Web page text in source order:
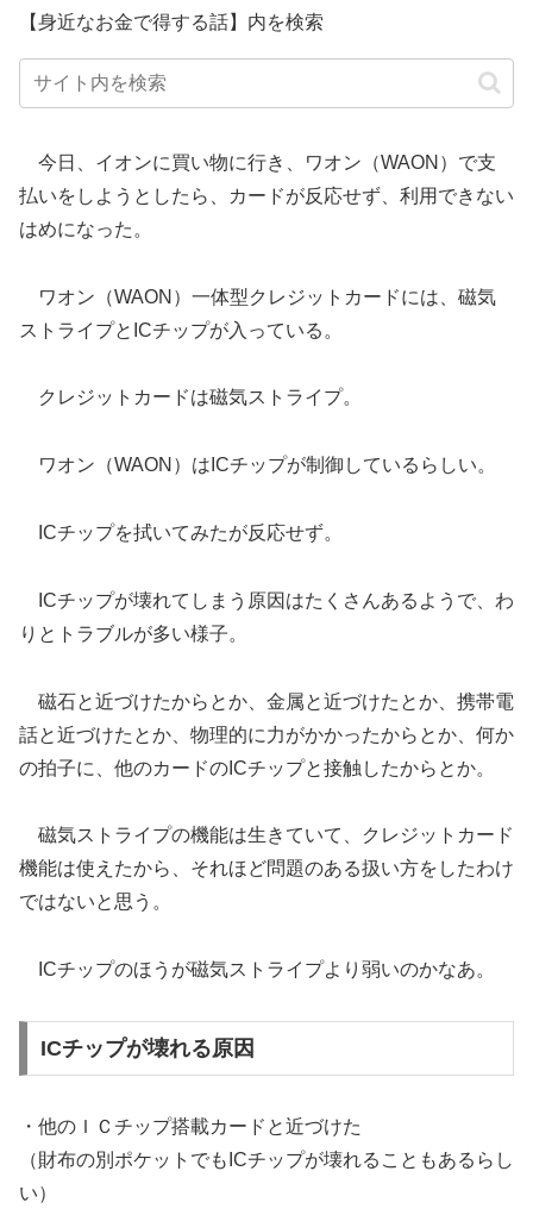
【身近なお金で得する話】内を検索
今日、イオンに買い物に行き、ワオン（WAON）で支
払いをしようとしたら、カードが反応せず、利用できない
はめになった。
ワオン（WAON）一体型クレジットカードには、磁気
ストライプとICチップが入っている。
クレジットカードは磁気ストライプ。
ワオン（WAON）はICチップが制御しているらしい。
ICチップを拭いてみたが反応せず。
ICチップが壊れてしまう原因はたくさんあるようで、わ
りとトラブルが多い様子。
磁石と近づけたからとか、金属と近づけたとか、携帯電
話と近づけたとか、物理的に力がかかったからとか、何か
の拍子に、他のカードのICチップと接触したからとか。
磁気ストライプの機能は生きていて、クレジットカード
機能は使えたから、それほど問題のある扱い方をしたわけ
ではないと思う。
ICチップのほうが磁気ストライプより弱いのかなあ。
ICチップが壊れる原因
・他のＩＣチップ搭載カードと近づけた
（財布の別ポケットでもICチップが壊れることもあるらし
い）